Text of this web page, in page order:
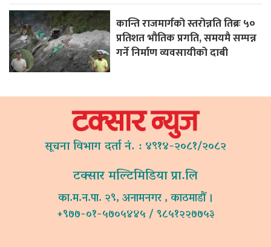
कान्ति राजमार्गको स्तरोन्नति तिब्रः ५०
प्रतिशत भौतिक प्रगति, समयमै सम्पन्न
गर्ने निर्माण व्यवसायीको दाबी
सूचना विभाग दर्ता नं. : ४९१४-२०८१/२०८२
टक्सार मल्टिमिडिया प्रा.लि
का.म.न.पा. २९, अनामनगर , काठमाडौं ।
+९७७-०१-५७०५४४५ / ९८५१२२७७५३